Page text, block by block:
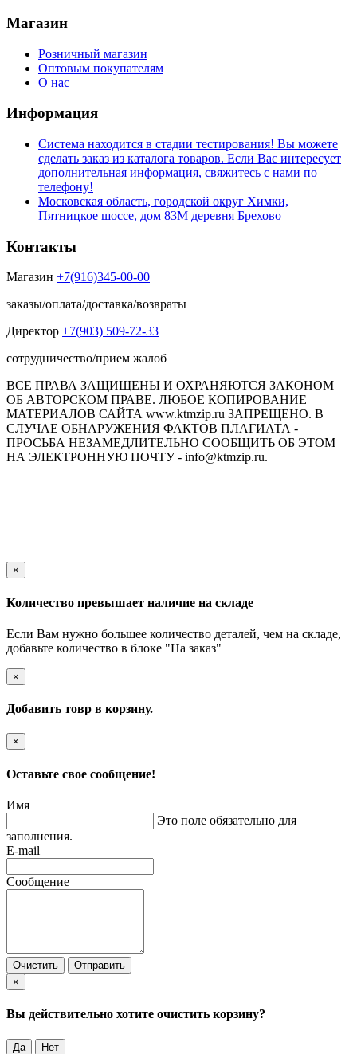
Магазин
Розничный магазин
Оптовым покупателям
О нас
Информация
Система находится в стадии тестирования! Вы можете
сделать заказ из каталога товаров. Если Вас интересует
дополнительная информация, свяжитесь с нами по
телефону!
Московская область, городской округ Химки,
Пятницкое шоссе, дом 83М деревня Брехово
Контакты
Магазин +7(916)345-00-00
заказы/оплата/доставка/возвраты
Директор +7(903) 509-72-33
сотрудничество/прием жалоб
ВСЕ ПРАВА ЗАЩИЩЕНЫ И ОХРАНЯЮТСЯ ЗАКОНОМ
ОБ АВТОРСКОМ ПРАВЕ. ЛЮБОЕ КОПИРОВАНИЕ
МАТЕРИАЛОВ САЙТА www.ktmzip.ru ЗАПРЕЩЕНО. В
СЛУЧАЕ ОБНАРУЖЕНИЯ ФАКТОВ ПЛАГИАТА -
ПРОСЬБА НЕЗАМЕДЛИТЕЛЬНО СООБЩИТЬ ОБ ЭТОМ
НА ЭЛЕКТРОННУЮ ПОЧТУ - info@ktmzip.ru.
×
Количество превышает наличие на складе
Если Вам нужно большее количество деталей, чем на складе,
добавьте количество в блоке "На заказ"
×
Добавить товр в корзину.
×
Оставьте свое сообщение!
Имя
Это поле обязательно для
заполнения.
E-mail
Сообщение
Очистить
Отправить
×
Вы действительно хотите очистить корзину?
Да Нет